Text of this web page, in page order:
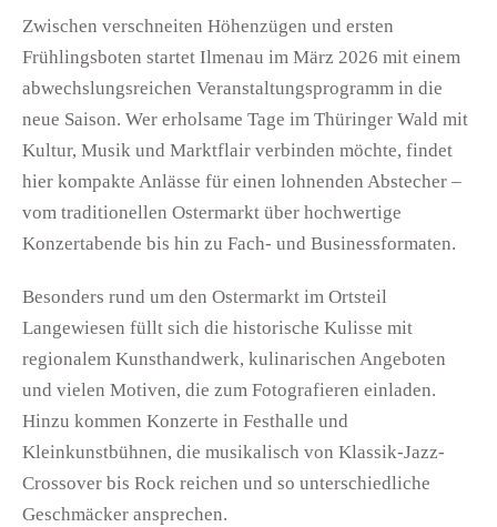
Zwischen verschneiten Höhenzügen und ersten
Frühlingsboten startet Ilmenau im März 2026 mit einem
abwechslungsreichen Veranstaltungsprogramm in die
neue Saison. Wer erholsame Tage im Thüringer Wald mit
Kultur, Musik und Marktflair verbinden möchte, findet
hier kompakte Anlässe für einen lohnenden Abstecher –
vom traditionellen Ostermarkt über hochwertige
Konzertabende bis hin zu Fach- und Businessformaten.
Besonders rund um den Ostermarkt im Ortsteil
Langewiesen füllt sich die historische Kulisse mit
regionalem Kunsthandwerk, kulinarischen Angeboten
und vielen Motiven, die zum Fotografieren einladen.
Hinzu kommen Konzerte in Festhalle und
Kleinkunstbühnen, die musikalisch von Klassik-Jazz-
Crossover bis Rock reichen und so unterschiedliche
Geschmäcker ansprechen.